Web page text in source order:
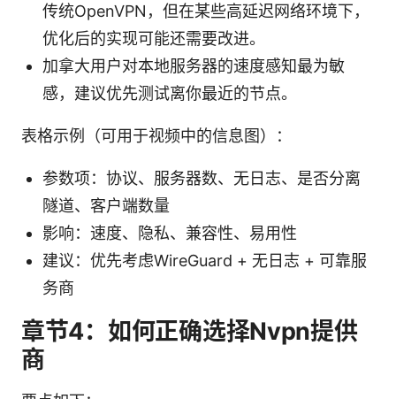
传统OpenVPN，但在某些高延迟网络环境下，
优化后的实现可能还需要改进。
加拿大用户对本地服务器的速度感知最为敏
感，建议优先测试离你最近的节点。
表格示例（可用于视频中的信息图）：
参数项：协议、服务器数、无日志、是否分离
隧道、客户端数量
影响：速度、隐私、兼容性、易用性
建议：优先考虑WireGuard + 无日志 + 可靠服
务商
章节4：如何正确选择Nvpn提供
商